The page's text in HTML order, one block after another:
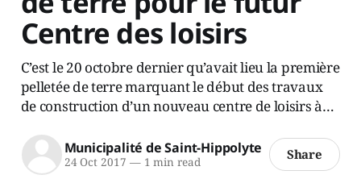
Centre des loisirs
C’est le 20 octobre dernier qu’avait lieu la première
pelletée de terre marquant le début des travaux
de construction d’un nouveau centre de loisirs à…
Municipalité de Saint-Hippolyte
24 Oct 2017 —1 min read Share